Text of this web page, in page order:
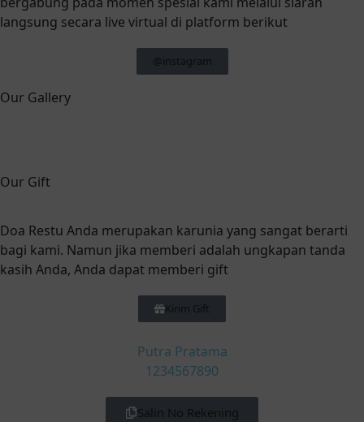
langsung secara live virtual di platform berikut
@instagram
Our Gallery
Our Gift
Doa Restu Anda merupakan karunia yang sangat berarti
bagi kami. Namun jika memberi adalah ungkapan tanda
kasih Anda, Anda dapat memberi gift
Kirim Gift
Putra Pratama
1234567890
Salin No Rekening